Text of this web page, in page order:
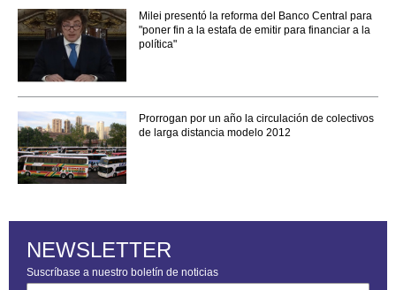
Milei presentó la reforma del Banco Central para
"poner fin a la estafa de emitir para financiar a la
política"
Prorrogan por un año la circulación de colectivos
de larga distancia modelo 2012
NEWSLETTER
Suscríbase a nuestro boletín de noticias